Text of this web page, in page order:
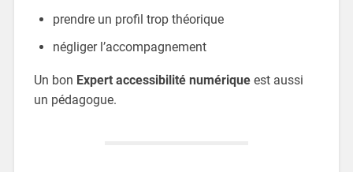
prendre un profil trop théorique
négliger l’accompagnement
Un bon Expert accessibilité numériqueest aussi
un pédagogue.